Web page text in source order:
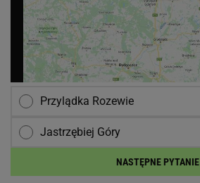
Przylądka Rozewie
Jastrzębiej Góry
NASTĘPNE PYTANIE